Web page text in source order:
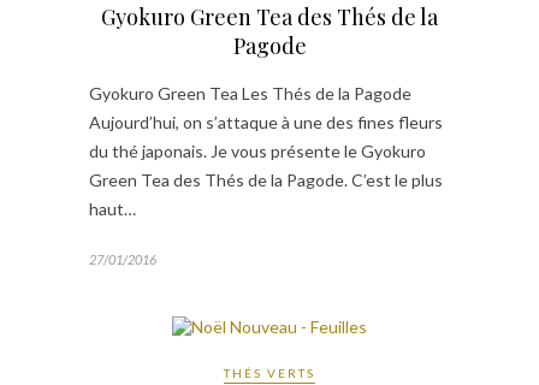
Gyokuro Green Tea des Thés de la
Pagode
Gyokuro Green Tea Les Thés de la Pagode
Aujourd’hui, on s’attaque à une des fines fleurs
du thé japonais. Je vous présente le Gyokuro
Green Tea des Thés de la Pagode. C’est le plus
haut…
27/01/2016
THÉS VERTS